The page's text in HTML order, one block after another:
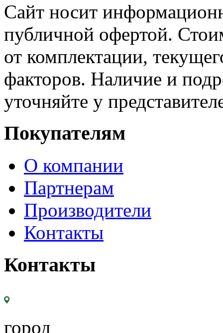
Сайт носит
публичной офертой.
от комплектации,
факторов. Наличие и
уточняйте у
Покупателям
О компании
Партнерам
Производители
Контакты
Контакты
город